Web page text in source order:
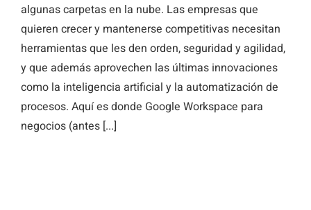
algunas carpetas en la nube. Las empresas que
quieren crecer y mantenerse competitivas necesitan
herramientas que les den orden, seguridad y agilidad,
y que además aprovechen las últimas innovaciones
como la inteligencia artificial y la automatización de
procesos. Aquí es donde Google Workspace para
negocios (antes [...]